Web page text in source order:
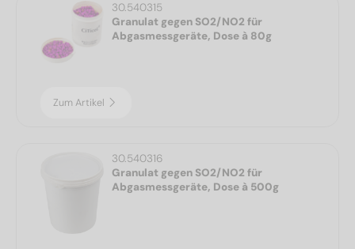
30.540315
Granulat gegen SO2/NO2 für
Abgasmessgeräte, Dose à 80g
Zum Artikel
30.540316
Granulat gegen SO2/NO2 für
Abgasmessgeräte, Dose à 500g